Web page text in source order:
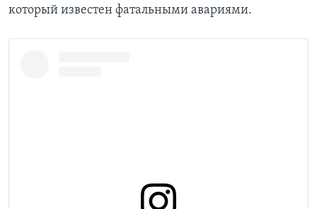
который известен фатальными авариями.